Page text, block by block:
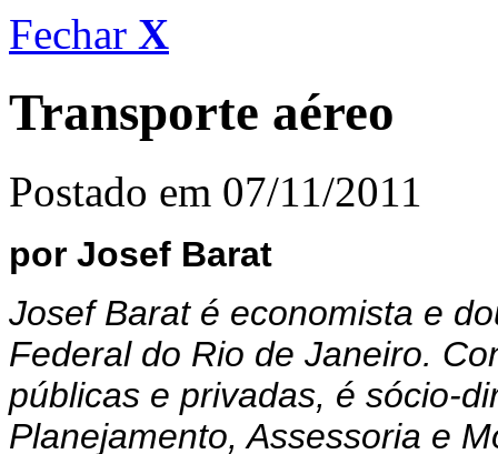
Fechar X
Transporte aéreo
Postado em 07/11/2011
por Josef Barat
Josef Barat é economista e
Federal do Rio de Janeiro.
públicas e privadas, é sócio-
Planejamento, Assessoria e